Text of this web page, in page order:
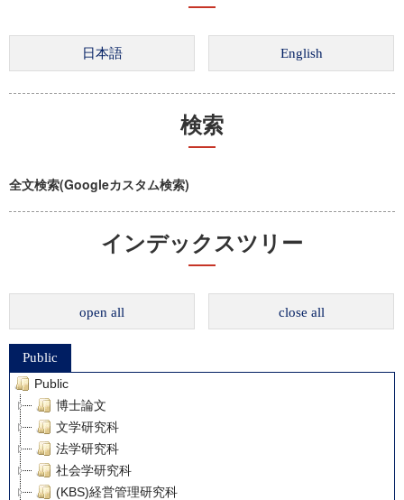
検索
全文検索(Googleカスタム検索)
インデックスツリー
open all close all
Public
Public
博士論文
文学研究科
法学研究科
社会学研究科
(KBS)経営管理研究科